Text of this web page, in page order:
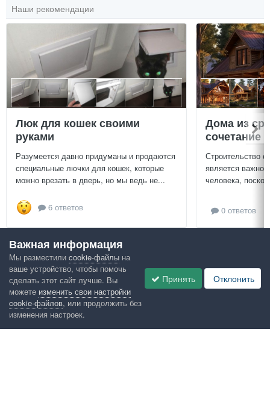
Наши рекомендации
Люк для кошек своими
руками
Разумеется давно придуманы и продаются
специальные лючки для кошек, которые
можно врезать в дверь, но мы ведь не...
6 ответов
Дома из
сочетание
Строительство
является
человека,
0 ответов
Посмотреть всё
Google рекомендует
Важная информация
Мы разместили cookie-файлы на
ваше устройство, чтобы помочь
сделать этот сайт лучше. Вы
можете изменить свои настройки
cookie-файлов, или продолжить без
изменения настроек.
Принять Отклонить